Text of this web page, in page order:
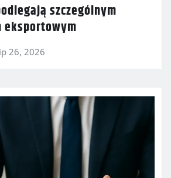
szczególnym
eksportowym
26, 2026